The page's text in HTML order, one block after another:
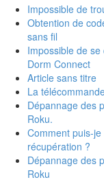
Impossible de
Obtention de
sans fil
Impossible de
Dorm Connect
Article sans titre
La
Dépannage des
Roku.
Comment puis-
récupération ?
Dépannage des
Roku